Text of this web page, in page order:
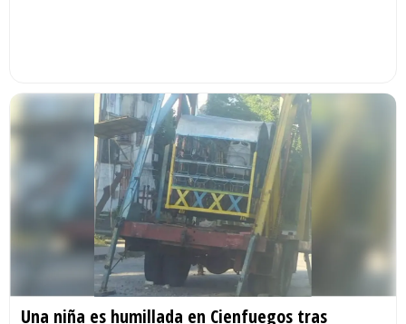
Una niña es humillada en Cienfuegos tras